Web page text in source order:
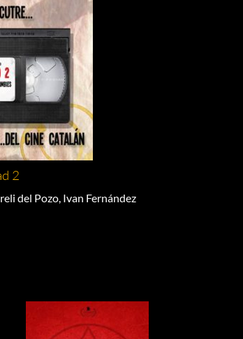
2
del Pozo, Ivan Fernández